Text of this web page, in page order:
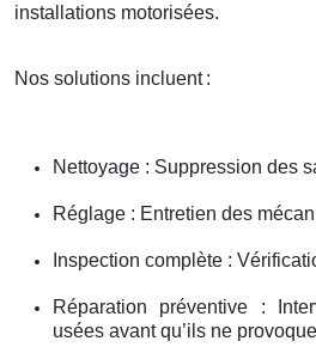
installations motorisées.
Nos solutions incluent :
Nettoyage : Suppression des
Réglage : Entretien des
Inspection complète :
Réparation préventive :
usées avant qu’ils ne